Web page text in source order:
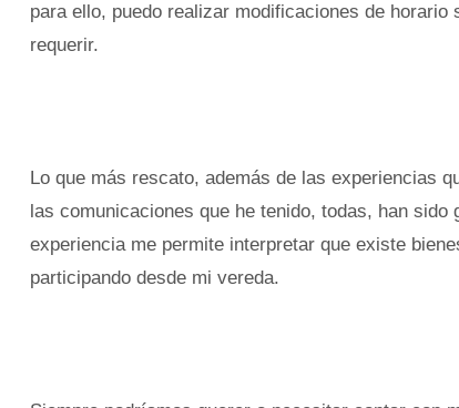
para ello, puedo realizar modificaciones de
requerir.
Lo que más rescato, además de las experiencias
las comunicaciones que he tenido, todas, han
experiencia me permite interpretar que existe
participando desde mi vereda.